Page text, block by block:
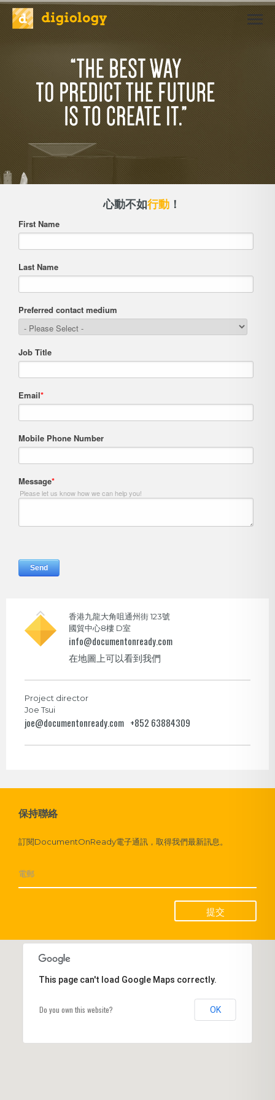
心動不如行動！
香港九龍大角咀通州街 123號
國貿中心8樓 D室
info@documentonready.com
在地圖上可以看到我們
Project director
Joe Tsui
joe@documentonready.com +852 63884309
保持聯絡
訂閱DocumentOnReady電子通訊，取得我們最新訊息。
提交
This page can't load Google Maps correctly.
Do you own this website? OK